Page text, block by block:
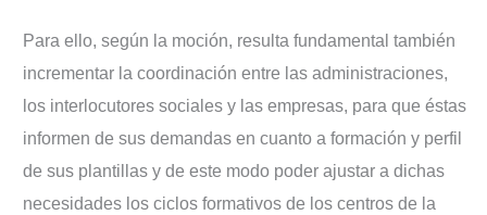
Para ello, según la moción, resulta fundamental también
incrementar la coordinación entre las administraciones,
los interlocutores sociales y las empresas, para que éstas
informen de sus demandas en cuanto a formación y perfil
de sus plantillas y de este modo poder ajustar a dichas
necesidades los ciclos formativos de los centros de la